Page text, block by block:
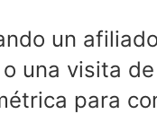
un
una visita
para